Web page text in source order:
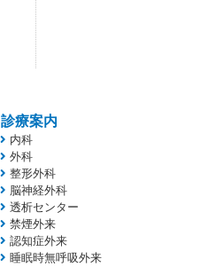
診療案内
内科
外科
整形外科
脳神経外科
透析センター
禁煙外来
認知症外来
睡眠時無呼吸外来